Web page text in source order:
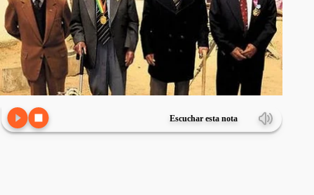
Escuchar esta nota